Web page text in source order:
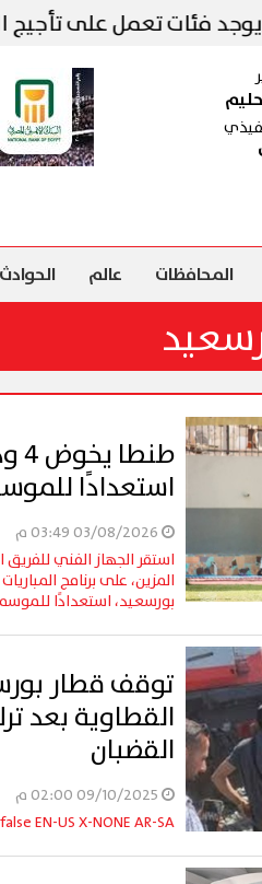
على تأجيج الفتن
المحافظات عالم الحوادث
استعدادًا
استقر الجهاز الفني للفريق
المزين، على برنامج
بورسعيد، استعدادًا للموسم
توقف قطار
القطاوية بعد
القضبان
EN-US X-NONE AR-SA ...